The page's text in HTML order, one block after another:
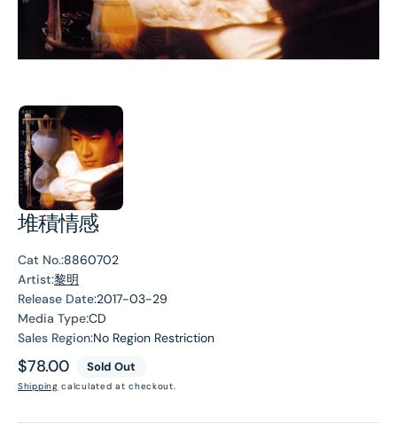
堆積情感
Cat No.:8860702
Artist:黎明
Release Date:2017-03-29
Media Type:CD
Sales Region:No Region Restriction
Regular
price
$78.00 Sold Out
Shipping calculated at checkout.